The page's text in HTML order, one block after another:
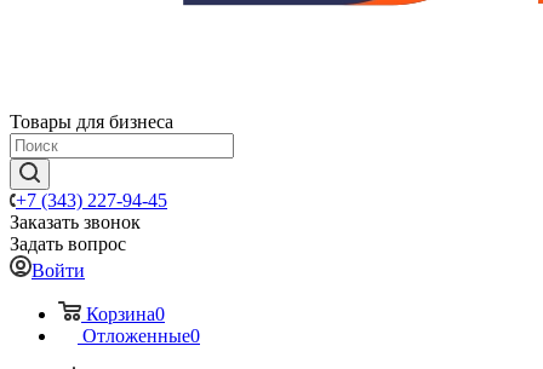
Товары для бизнеса
+7 (343) 227-94-45
Заказать звонок
Задать вопрос
Войти
Корзина0
Отложенные0